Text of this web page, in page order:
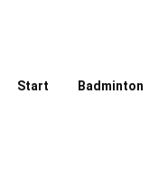
Start Badminton